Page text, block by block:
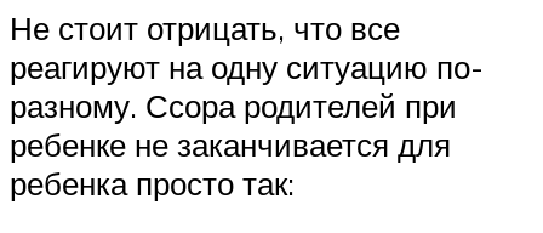
Не стоит отрицать, что все
реагируют на одну ситуацию по-
разному. Ссора родителей при
ребенке не заканчивается для
ребенка просто так: